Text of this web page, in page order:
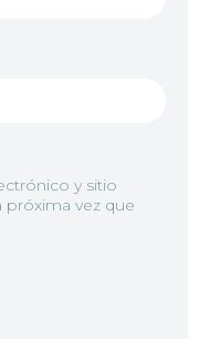
y sitio
próxima vez que